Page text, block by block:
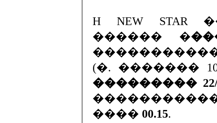
H NEW
������ �
(�. �������
��������� 22/
���� 00.15.